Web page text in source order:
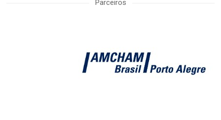
Parceiros